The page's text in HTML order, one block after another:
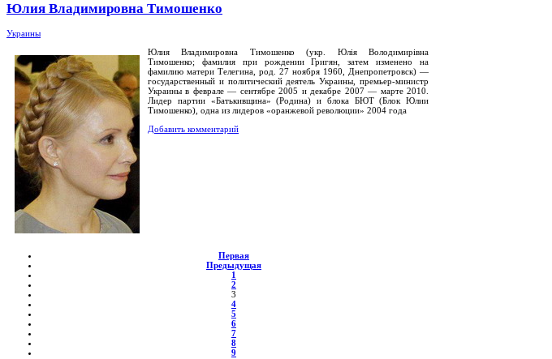
Юлия Владимировна Тимошенко
Украины
Юлия Владимировна Тимошенко (укр. Юлія Володимирівна
Тимошенко; фамилия при рождении Григян, затем изменено на
фамилию матери Телегина, род. 27 ноября 1960, Днепропетровск) —
государственный и политический деятель Украины, премьер-министр
Украины в феврале — сентябре 2005 и декабре 2007 — марте 2010.
Лидер партии «Батькивщина» (Родина) и блока БЮТ (Блок Юлии
Тимошенко), одна из лидеров «оранжевой революции» 2004 года
Добавить комментарий
Первая
Предыдущая
1
2
3
4
5
6
7
8
9